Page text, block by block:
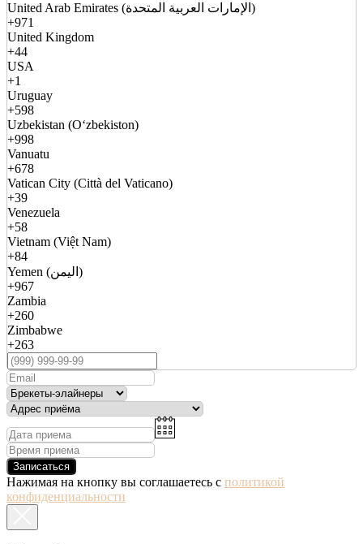
United Arab Emirates (الإمارات العربية المتحدة)
+971
United Kingdom
+44
USA
+1
Uruguay
+598
Uzbekistan (Oʻzbekiston)
+998
Vanuatu
+678
Vatican City (Città del Vaticano)
+39
Venezuela
+58
Vietnam (Việt Nam)
+84
Yemen (اليمن)
+967
Zambia
+260
Zimbabwe
+263
Записаться
Нажимая на кнопку вы соглашаетесь с политикой
конфиденциальности